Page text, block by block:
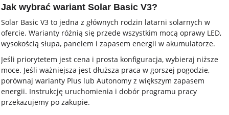
Jak wybrać wariant Solar Basic V3?
Solar Basic V3 to jedna z głównych rodzin latarni solarnych w
ofercie. Warianty różnią się przede wszystkim mocą oprawy LED,
wysokością słupa, panelem i zapasem energii w akumulatorze.
Jeśli priorytetem jest cena i prosta konfiguracja, wybieraj niższe
moce. Jeśli ważniejsza jest dłuższa praca w gorszej pogodzie,
porównaj warianty Plus lub Autonomy z większym zapasem
energii. Instrukcję uruchomienia i dobór programu pracy
przekazujemy po zakupie.